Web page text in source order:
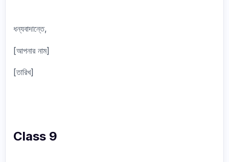
ধন্যবাদান্তে,
[আপনার নাম]
[তারিখ]
Class 9